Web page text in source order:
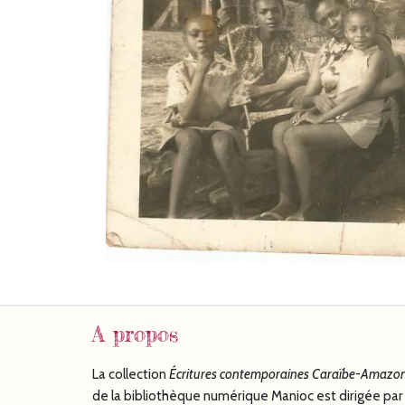
A propos
La collection Écriturescontemporaines Caraïbe-
de la bibliothèque numérique Manioc est dirigée par